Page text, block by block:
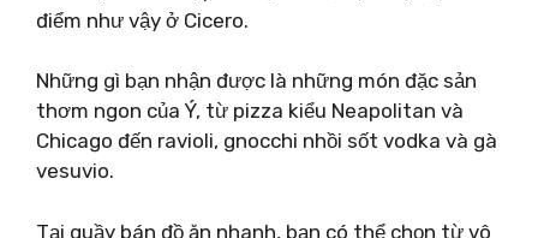
điểm như vậy ở Cicero.
Những gì bạn nhận được là những món đặc sản
thơm ngon của Ý, từ pizza kiểu Neapolitan và
Chicago đến ravioli, gnocchi nhồi sốt vodka và gà
vesuvio.
Tại quầy bán đồ ăn nhanh, bạn có thể chọn từ vô